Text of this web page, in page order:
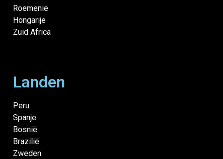
Roemenië
Hongarije
Zuid Africa
Landen
Peru
Spanje
Bosnië
Brazilië
Zweden